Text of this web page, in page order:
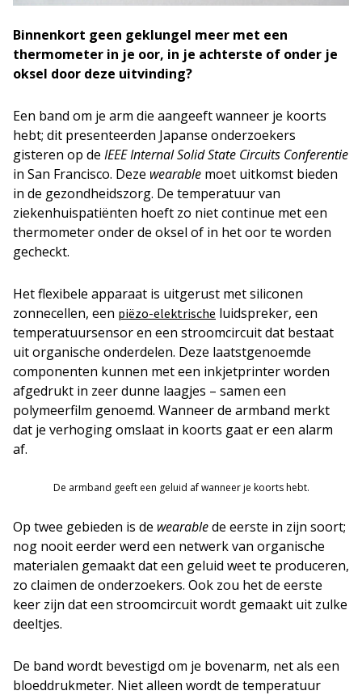
Binnenkort geen geklungel meer met een
thermometer in je oor, in je achterste of onder je
oksel door deze uitvinding?
Een band om je arm die aangeeft wanneer je koorts
hebt; dit presenteerden Japanse onderzoekers
gisteren op de IEEE Internal Solid State Circuits Conferentie
in San Francisco. Deze wearable moet uitkomst bieden
in de gezondheidszorg. De temperatuur van
ziekenhuispatiënten hoeft zo niet continue met een
thermometer onder de oksel of in het oor te worden
gecheckt.
Het flexibele apparaat is uitgerust met siliconen
zonnecellen, een piëzo-elektrische luidspreker, een
temperatuursensor en een stroomcircuit dat bestaat
uit organische onderdelen. Deze laatstgenoemde
componenten kunnen met een inkjetprinter worden
afgedrukt in zeer dunne laagjes – samen een
polymeerfilm genoemd. Wanneer de armband merkt
dat je verhoging omslaat in koorts gaat er een alarm
af.
De armband geeft een geluid af wanneer je koorts hebt.
Op twee gebieden is de wearablede eerste in zijn soort;
nog nooit eerder werd een netwerk van organische
materialen gemaakt dat een geluid weet te produceren,
zo claimen de onderzoekers. Ook zou het de eerste
keer zijn dat een stroomcircuit wordt gemaakt uit zulke
deeltjes.
De band wordt bevestigd om je bovenarm, net als een
bloeddrukmeter. Niet alleen wordt de temperatuur